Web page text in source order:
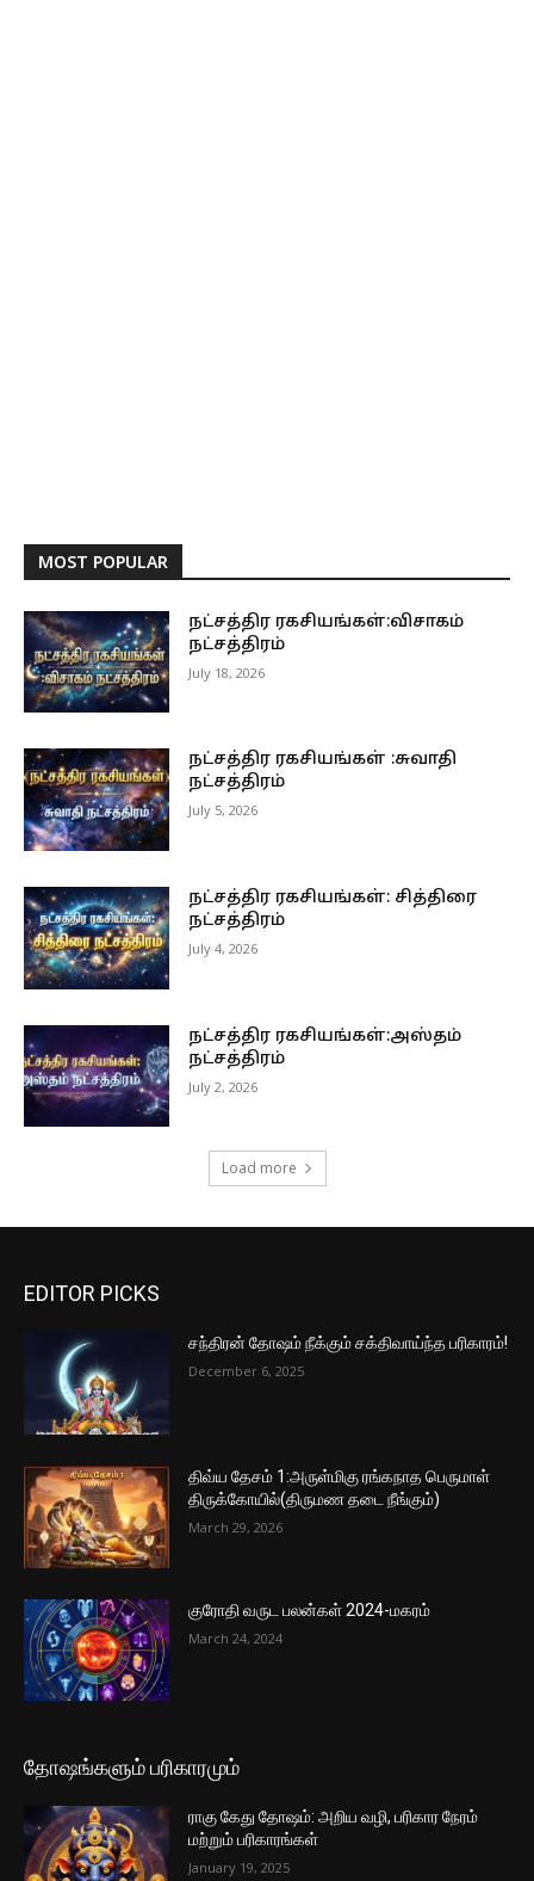
MOST POPULAR
நட்சத்திர ரகசியங்கள்:விசாகம்
நட்சத்திரம்
July 18, 2026
நட்சத்திர ரகசியங்கள் :சுவாதி
நட்சத்திரம்
July 5, 2026
நட்சத்திர ரகசியங்கள்: சித்திரை
நட்சத்திரம்
July 4, 2026
நட்சத்திர ரகசியங்கள்:அஸ்தம்
நட்சத்திரம்
July 2, 2026
Load more
EDITOR PICKS
சந்திரன் தோஷம் நீக்கும் சக்திவாய்ந்த பரிகாரம்!
December 6, 2025
திவ்ய தேசம் 1:அருள்மிகு ரங்கநாத பெருமாள்
திருக்கோயில்(திருமண தடை நீங்கும்)
March 29, 2026
குரோதி வருட பலன்கள் 2024-மகரம்
March 24, 2024
தோஷங்களும் பரிகாரமும்
ராகு கேது தோஷம்: அறிய வழி, பரிகார நேரம்
மற்றும் பரிகாரங்கள்
January 19, 2025